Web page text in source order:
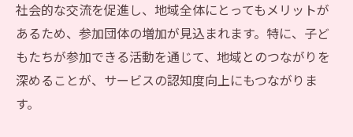
社会的な交流を促進し、地域全体にとってもメリットが
あるため、参加団体の増加が見込まれます。特に、子ど
もたちが参加できる活動を通じて、地域とのつながりを
深めることが、サービスの認知度向上にもつながりま
す。